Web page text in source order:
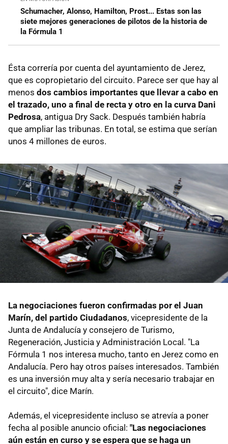
Schumacher, Alonso, Hamilton, Prost... Estas son las
siete mejores generaciones de pilotos de la historia de
la Fórmula 1
Ésta correría por cuenta del ayuntamiento de Jerez,
que es copropietario del circuito. Parece ser que hay al
menos dos cambios importantes que llevar a cabo en
el trazado, uno a final de recta y otro en la curva Dani
Pedrosa, antigua Dry Sack. Después también habría
que ampliar las tribunas. En total, se estima que serían
unos 4 millones de euros.
La negociaciones fueron confirmadas por el Juan
Marín, del partido Ciudadanos, vicepresidente de la
Junta de Andalucía y consejero de Turismo,
Regeneración, Justicia y Administración Local. "La
Fórmula 1 nos interesa mucho, tanto en Jerez como en
Andalucía. Pero hay otros países interesados. También
es una inversión muy alta y sería necesario trabajar en
el circuito", dice Marín.
Además, el vicepresidente incluso se atrevía a poner
fecha al posible anuncio oficial: "Las negociaciones
aún están en curso y se espera que se haga un